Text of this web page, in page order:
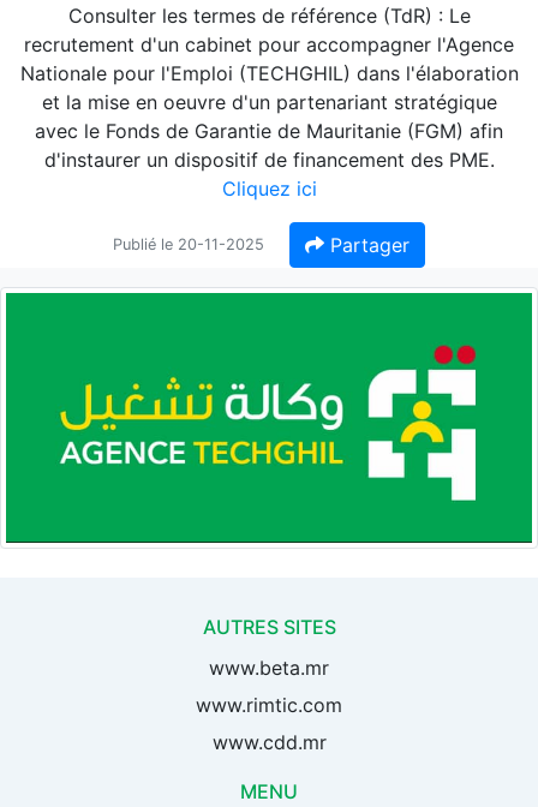
Consulter les termes de référence (TdR) : Le
recrutement d'un cabinet pour accompagner l'Agence
Nationale pour l'Emploi (TECHGHIL) dans l'élaboration
et la mise en oeuvre d'un partenariant stratégique
avec le Fonds de Garantie de Mauritanie (FGM) afin
d'instaurer un dispositif de financement des PME.
Cliquez ici
Publié le 20-11-2025 Partager
AUTRES SITES
www.beta.mr
www.rimtic.com
www.cdd.mr
MENU